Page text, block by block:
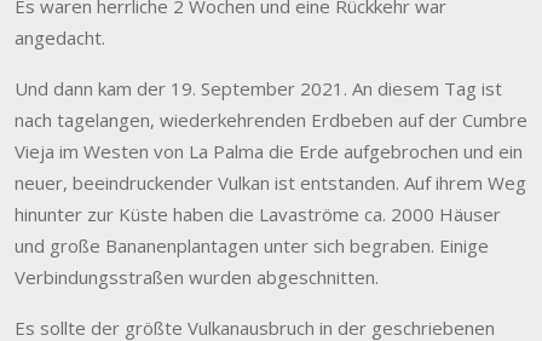
Es waren herrliche 2 Wochen und eine Rückkehr war
angedacht.
Und dann kam der 19. September 2021. An diesem Tag ist
nach tagelangen, wiederkehrenden Erdbeben auf der Cumbre
Vieja im Westen von La Palma die Erde aufgebrochen und ein
neuer, beeindruckender Vulkan ist entstanden. Auf ihrem Weg
hinunter zur Küste haben die Lavaströme ca. 2000 Häuser
und große Bananenplantagen unter sich begraben. Einige
Verbindungsstraßen wurden abgeschnitten.
Es sollte der größte Vulkanausbruch in der geschriebenen